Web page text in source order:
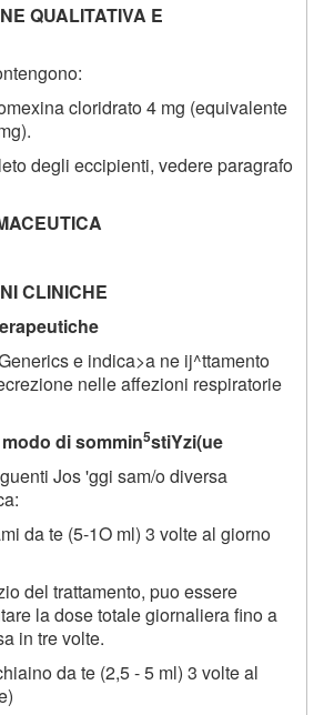
QUALITATIVA E
cloridrato 4 mg (equivalente
degli eccipienti, vedere paragrafo
CLINICHE
e indica>a ne ij^ttamento
nelle affezioni respiratorie
di sommin5stiYzi(ue
Jos 'ggi sam/o diversa
da te (5-1O ml) 3 volte al giorno
del trattamento, puo essere
la dose totale giornaliera fino a
in tre volte.
da te (2,5 - 5 ml) 3 volte al